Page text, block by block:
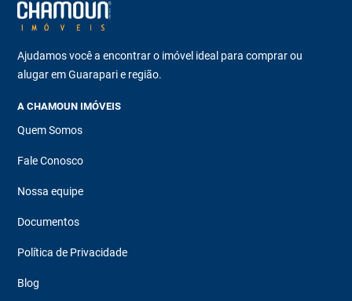
Ajudamos você a encontrar o imóvel ideal para comprar ou
alugar em Guarapari e região.
A CHAMOUN IMÓVEIS
Quem Somos
Fale Conosco
Nossa equipe
Documentos
Política de Privacidade
Blog